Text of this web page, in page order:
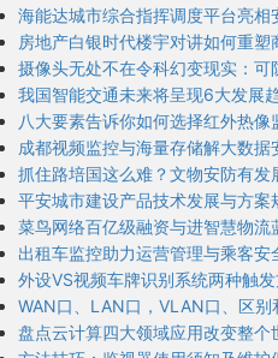
海能达城市综合指挥调度平台亮相
房地产白银时代楼宇对讲如何重塑
摄像头无处不在令科幻变现实：可
我国智能交通未来将呈现6大发展
八大要素告诉你如何选择红外热像
成都视频监控与海量存储解大数据
抓住路培国这么难？文物安防有发
平安城市建设产品技术发展与方案
菜鸟网络百亿级融资与进智慧物流
出租车监控助力运营管理与乘客安
外设VS视频车牌识别系统两种触
WAN口、LAN口，VLAN口、区别
盘点云计算四大领域应用改变整个